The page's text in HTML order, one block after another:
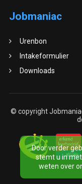
Jobmaniac
Urenbon
Intakeformulier
Downloads
© copyright Jobmaniac
Door verder
stemt u in
weten over